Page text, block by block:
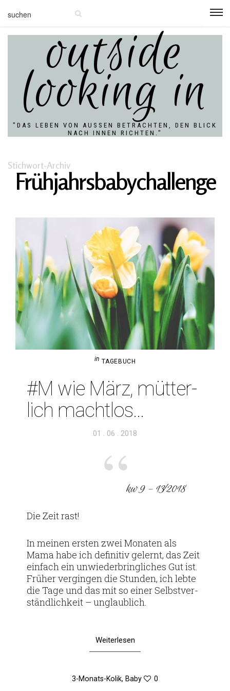
outside
looking in
"DAS LEBEN VON AUSSEN BETRACHTEN, DEN BLICK N
ACH INNEN RICHTEN."
Stichwort-Archiv
Frühjahrsbabychallenge
in TAGEBUCH
#M wie März, müt­ter­
lich machtlos…
Veröffentlicht
01 . 06 . 2018
kw 9 – 13⁄2018
Die Zeit rast!
In meinen ersten zwei Monaten als
Mama habe ich defi­nitiv gelernt, das Zeit
ein­fach ein unwie­der­bring­li­ches Gut ist.
Früher ver­gingen die Stunden, ich lebte
die Tage und das mit so einer Selbst­ver­
ständ­lich­keit – unglaublich.
Weiterlesen
3-Monats-Kolik, Baby 0